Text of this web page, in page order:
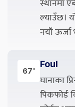
स्थानमा
ल्याउँछ।
नयाँ ऊर्जा
67'
Foul
घानाका
पिकफोर्ड